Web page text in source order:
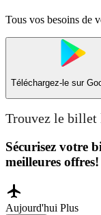
Tous vos besoins de
Téléchargez-le sur
Trouvez le billet
Sécurisez votre
meilleures offres!
Aujourd'hui Plus